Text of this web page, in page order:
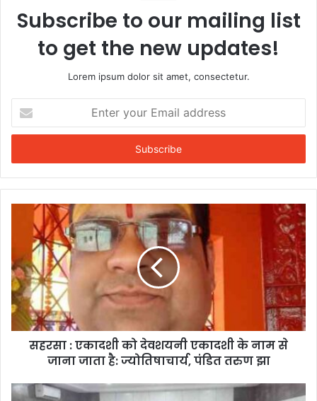
Subscribe to our mailing list
to get the new updates!
Lorem ipsum dolor sit amet, consectetur.
your
Email
सहरसा : एकादशी को देवशयनी एकादशी के नाम से
जाना जाता है: ज्योतिषाचार्य, पंडित तरुण झा